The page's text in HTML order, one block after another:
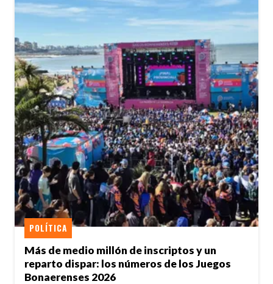
Más de medio millón de inscriptos y un
reparto dispar: los números de los Juegos
Bonaerenses 2026
POLÍTICA